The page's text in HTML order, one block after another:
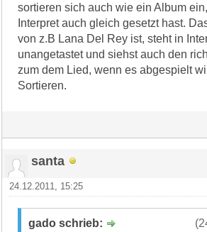
sortieren sich auch wie ein Album
Interpret auch gleich gesetzt hast.
von z.B Lana Del Rey ist, steht in
unangetastet und siehst auch den
zum dem Lied, wenn es abgespielt
Sortieren.
santa
24.12.2011, 15:25
gado schrieb: